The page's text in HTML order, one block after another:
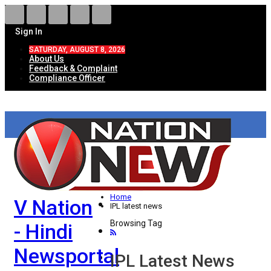
Sign In
SATURDAY, AUGUST 8, 2026
About Us
Feedback & Complaint
Compliance Officer
V Nation
- Hindi
Newsportal
HOME
ताज़ा खबरें
देश
विदेश
राज्य
उत्तर प्रदेश
Home
IPL latest news
Browsing Tag
IPL Latest News